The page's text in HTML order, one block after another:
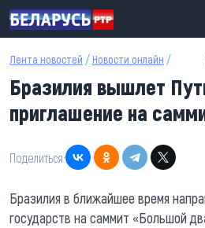
Перейти к основному содержанию
Лента новостей / Новости онлайн /
Бразилия вышлет
приглашение на
Поделиться:
Бразилия в ближайшее время
государств на саммит «Большой